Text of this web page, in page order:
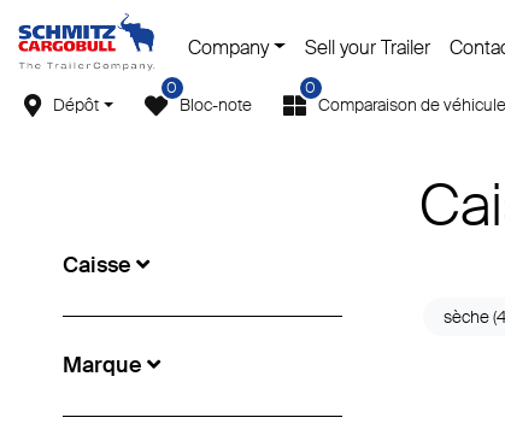
Dépôt Bloc-note
0
Comparaison de véhicule
0
Company Sell your Trailer
Caisse
Marque
sèche